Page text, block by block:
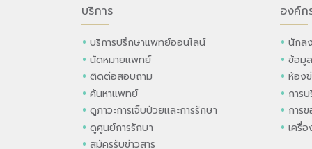
บริการ
บริการปรึกษาแพทย์ออนไลน์
นัดหมายแพทย์
ติดต่อสอบถาม
ค้นหาแพทย์
ดูภาวะการเจ็บป่วยและการรักษา
ดูศูนย์การรักษา
สมัครรับข่าวสาร
องค์ก
นักล
ข้อมู
ห้อง
การ
การ
เครื่